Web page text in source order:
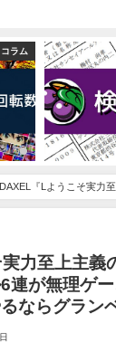
コラム
DAXEL『Lようこそ実力
モードが別格に強い、
力至上主義
連が無理ゲ
ならグラン